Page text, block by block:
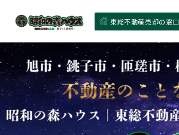
東総不動産売却の窓口